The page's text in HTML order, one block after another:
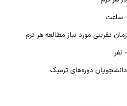
- ساعت
زمان تقریبی مورد نیاز مطالعه هر ترم
- نفر
دانشجویان دوره‌های ترمیک